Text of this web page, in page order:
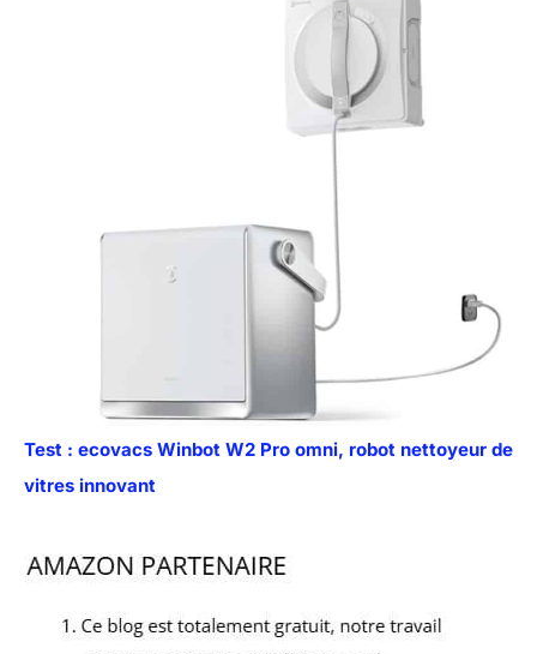
Test : ecovacs Winbot W2 Pro omni, robot nettoyeur de
vitres innovant